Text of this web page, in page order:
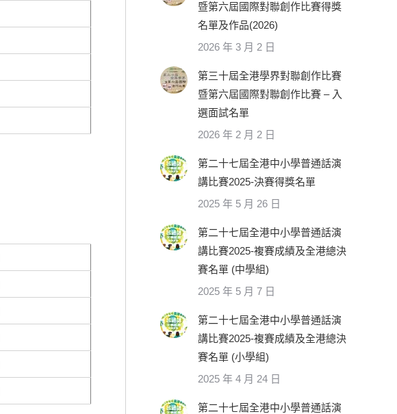
暨第六屆國際對聯創作比賽得獎
名單及作品(2026)
2026 年 3 月 2 日
第三十屆全港學界對聯創作比賽
暨第六屆國際對聯創作比賽 – 入
選面試名單
2026 年 2 月 2 日
第二十七屆全港中小學普通話演
講比賽2025-決賽得獎名單
2025 年 5 月 26 日
第二十七屆全港中小學普通話演
講比賽2025-複賽成績及全港總決
賽名單 (中學組)
2025 年 5 月 7 日
第二十七屆全港中小學普通話演
講比賽2025-複賽成績及全港總決
賽名單 (小學組)
2025 年 4 月 24 日
第二十七屆全港中小學普通話演